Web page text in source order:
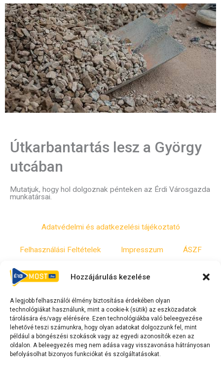
Hozzájárulás kezelése
A legjobb felhasználói élmény biztosítása érdekében olyan
technológiákat használunk, mint a cookie-k (sütik) az eszközadatok
tárolására és/vagy elérésére. Ezen technológiákba való beleegyezése
lehetővé teszi számunkra, hogy olyan adatokat dolgozzunk fel, mint
például a böngészési szokások vagy az egyedi azonosítók ezen az
oldalon. A beleegyezés meg nem adása vagy visszavonása hátrányosan
befolyásolhat bizonyos funkciókat és szolgáltatásokat.
Útkarbantartás lesz a György
utcában
Mutatjuk, hogy hol dolgoznak pénteken az Érdi Városgazda
munkatársai.
Adatvédelmi és adatkezelési tájékoztató
Felhasználási Feltételek Impresszum ÁSZF
Irányelvek Moderálási szabályzat
F
a
c
e
b
Y
o
u
t
u
T
i
k
t
o